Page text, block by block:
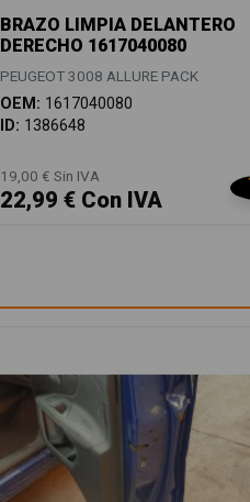
BRAZO LIMPIA DELANTERO
DERECHO 1617040080
PEUGEOT 3008 ALLURE PACK
OEM: 1617040080
ID: 1386648
19,00 € Sin IVA
22,99 € Con IVA